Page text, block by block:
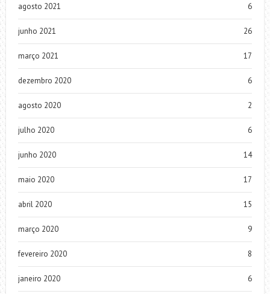
agosto 2021 6
junho 2021 26
março 2021 17
dezembro 2020 6
agosto 2020 2
julho 2020 6
junho 2020 14
maio 2020 17
abril 2020 15
março 2020 9
fevereiro 2020 8
janeiro 2020 6